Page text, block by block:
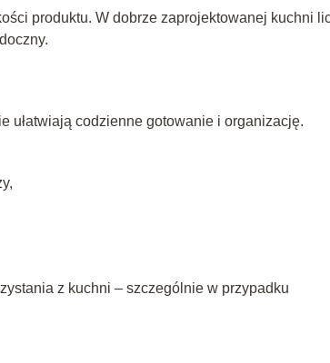
produktu. W dobrze zaprojektowanej kuchni
ułatwiają codzienne gotowanie i organizację.
z kuchni – szczególnie w przypadku